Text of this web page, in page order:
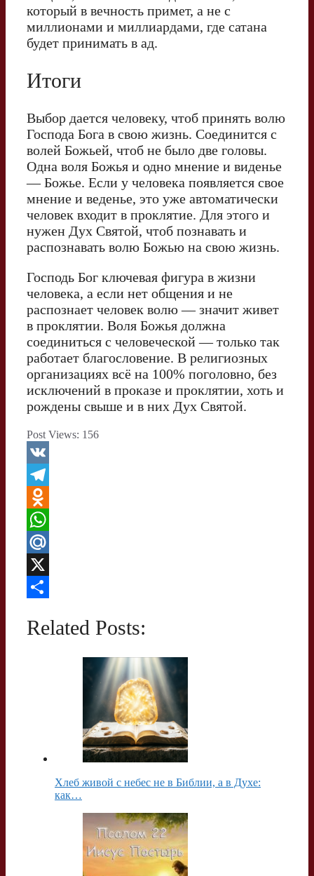
который в вечность примет, а не с
миллионами и миллиардами, где сатана
будет принимать в ад.
Итоги
Выбор дается человеку, чтоб принять волю
Господа Бога в свою жизнь. Соединится с
волей Божьей, чтоб не было две головы.
Одна воля Божья и одно мнение и виденье
— Божье. Если у человека появляется свое
мнение и веденье, это уже автоматически
человек входит в проклятие. Для этого и
нужен Дух Святой, чтоб познавать и
распознавать волю Божью на свою жизнь.
Господь Бог ключевая фигура в жизни
человека, а если нет общения и не
распознает человек волю — значит живет
в проклятии. Воля Божья должна
соединиться с человеческой — только так
работает благословение. В религиозных
организациях всё на 100% поголовно, без
исключений в проказе и проклятии, хоть и
рождены свыше и в них Дух Святой.
Post Views: 156
V
K
T
e
g
a
O
d
n
o
l
W
h
a
s
M
a
l
X
т
Related Posts:
Хлеб живой с небес не в Библии, а в Духе:
как…